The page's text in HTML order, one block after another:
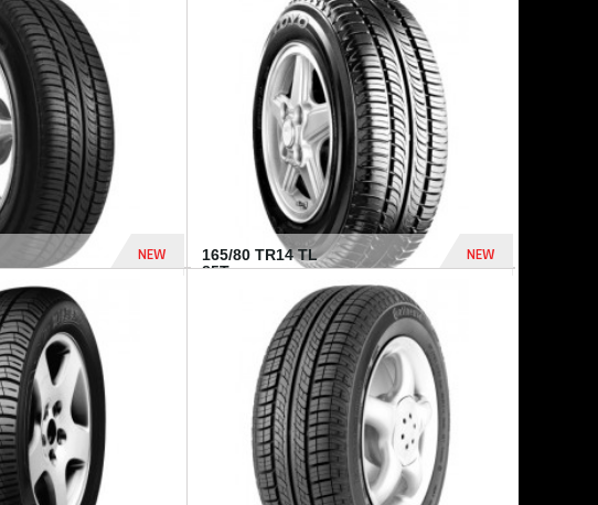
1 771 Dhs
NEW
165/80 TR14 TL
85T...
NEW
458 Dhs